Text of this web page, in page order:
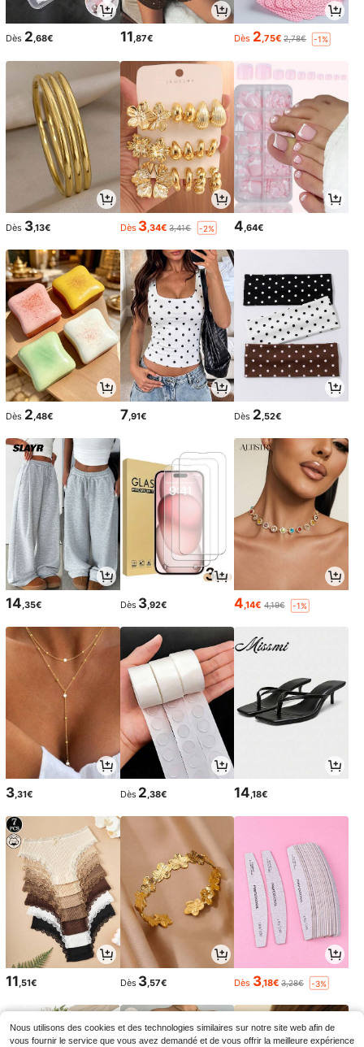
Dès 2,68€ 11,87€ Dès 2,75€ 2,78€ -1%
Dès 3,13€ Dès 3 ,34€ 3,41€ -2% 4 ,64€
Dès 2,48€ 7,91€ Dès 2,52€
14,35€ Dès 3,92€ 4,14€ 4,19€ -1%
3 ,31€ Dès 2 ,38€ 14 ,18€
11 ,51€ Dès 3 ,57€ Dès 3,18€ 3,28€ -3%
Nous utilisons des cookies et des technologies similaires sur notre site web afin de
vous fournir le service que vous avez demandé et de vous offrir la meilleure expérience